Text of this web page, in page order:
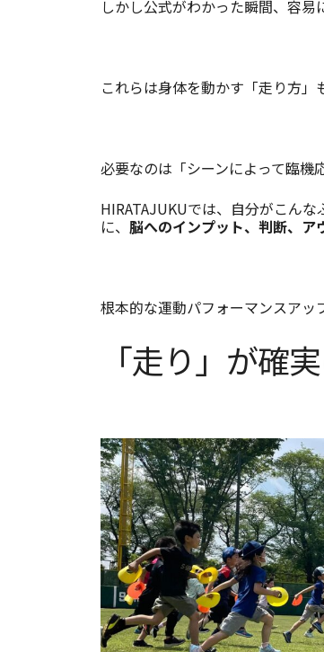
しかし公式がわかった瞬間、容易
これらは身体を動かす「走り方」
必要なのは「シーンによって臨機
HIRATAJUKUでは、自分がこん
に、 脳へのインプット、判断、ア
根本的な運動パフォーマンスア
「走り」が確